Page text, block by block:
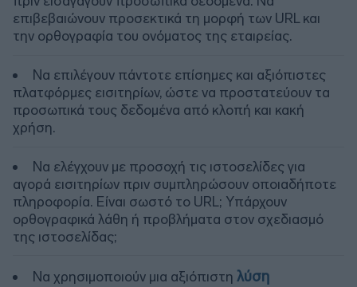
επιβεβαιώνουν προσεκτικά τη μορφή των URL και
την ορθογραφία του ονόματος της εταιρείας.
Να επιλέγουν πάντοτε επίσημες και αξιόπιστες
πλατφόρμες εισιτηρίων, ώστε να προστατεύουν τα
προσωπικά τους δεδομένα από κλοπή και κακή
χρήση.
Να ελέγχουν με προσοχή τις ιστοσελίδες για
αγορά εισιτηρίων πριν συμπληρώσουν οποιαδήποτε
πληροφορία. Είναι σωστό το URL; Υπάρχουν
ορθογραφικά λάθη ή προβλήματα στον σχεδιασμό
της ιστοσελίδας;
Να χρησιμοποιούν μια αξιόπιστη λύση